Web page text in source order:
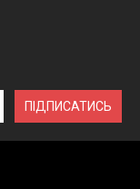
ПІДПИСАТИСЬ